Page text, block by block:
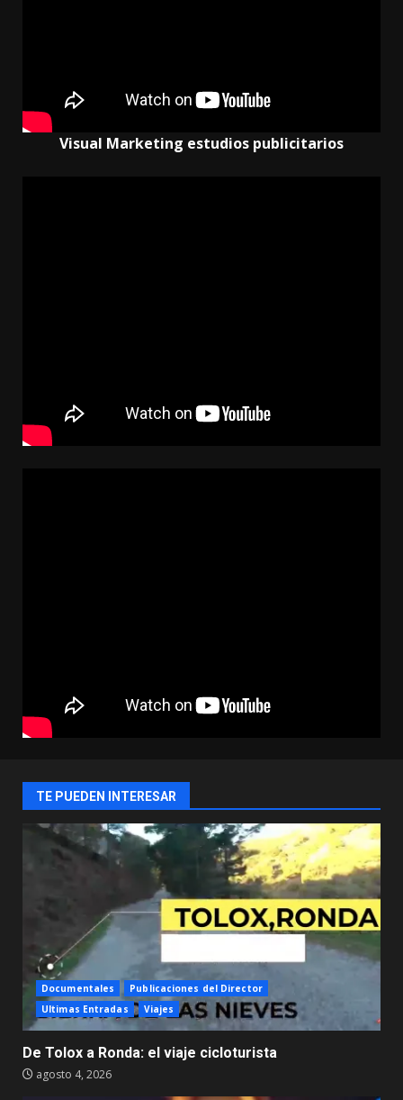
Visual Marketing estudios publicitarios
TE PUEDEN INTERESAR
Documentales
Publicaciones del Director
Ultimas Entradas
Viajes
De Tolox a Ronda: el viaje cicloturista
agosto 4, 2026